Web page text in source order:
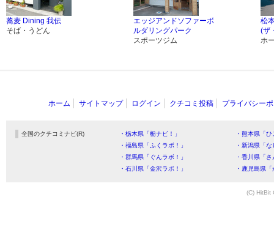
蕎麦 Dining 我伝
そば・うどん
エッジアンドソファーボ
ルダリングパーク
スポーツジム
松
(ザ
ホ
ホーム サイトマップ ログイン クチコミ投稿 プライバシー
全国のクチコミナビ(R) ・栃木県「栃ナビ！」
・熊本県「
・福島県「ふくラボ！」
・新潟県「
・群馬県「ぐんラボ！」
・香川県「
・石川県「金沢ラボ！」
・鹿児島県
(C) HitBit